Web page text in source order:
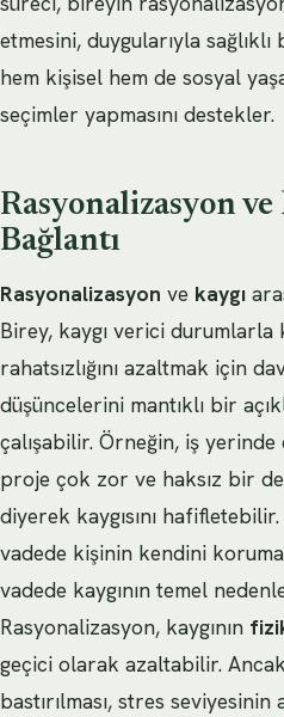
etmesini, duygularıyla
hem kişisel hem de sosyal
seçimler yapmasını destekler.
Rasyonalizasyon
Bağlantı
Rasyonalizasyon ve kaygı
Birey, kaygı verici durumlarla
rahatsızlığını azaltmak için
düşüncelerini mantıklı bir
çalışabilir. Örneğin, iş
proje çok zor ve haksız bir
diyerek kaygısını
vadede kişinin kendini
vadede kaygının temel
Rasyonalizasyon, kaygının
geçici olarak azaltabilir.
bastırılması, stres seviyesinin